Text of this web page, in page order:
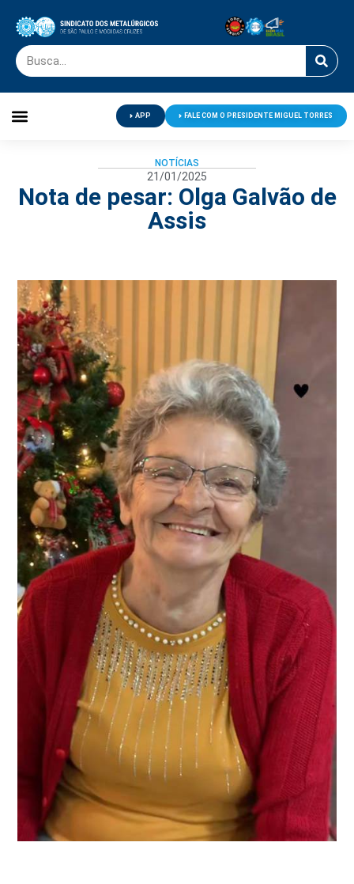
APP FALE COM O PRESIDENTE MIGUEL TORRES
NOTÍCIAS
21/01/2025
Nota de pesar: Olga Galvão de
Assis